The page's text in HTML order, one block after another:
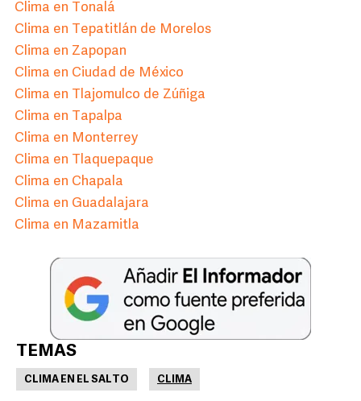
Clima en Tonalá
Clima en Tepatitlán de Morelos
Clima en Zapopan
Clima en Ciudad de México
Clima en Tlajomulco de Zúñiga
Clima en Tapalpa
Clima en Monterrey
Clima en Tlaquepaque
Clima en Chapala
Clima en Guadalajara
Clima en Mazamitla
TEMAS
CLIMA EN EL SALTO CLIMA